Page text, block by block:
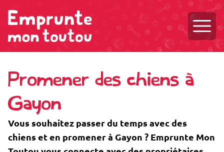
Promener des chiens à
Gayon
Vous souhaitez passer du temps avec des
chiens et en promener à Gayon ? Emprunte Mon